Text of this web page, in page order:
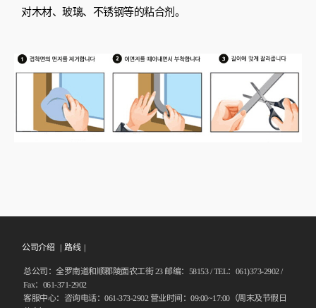
对木材、玻璃、不锈钢等的粘合剂。
公司介绍 | 路线 |
总公司：全罗南道和顺郡陵面农工街 23 邮编：58153 / TEL：061)373-2902 /
Fax：061-371-2902
客服中心：咨询电话：061-373-2902 营业时间：09:00~17:00（周末及节假日